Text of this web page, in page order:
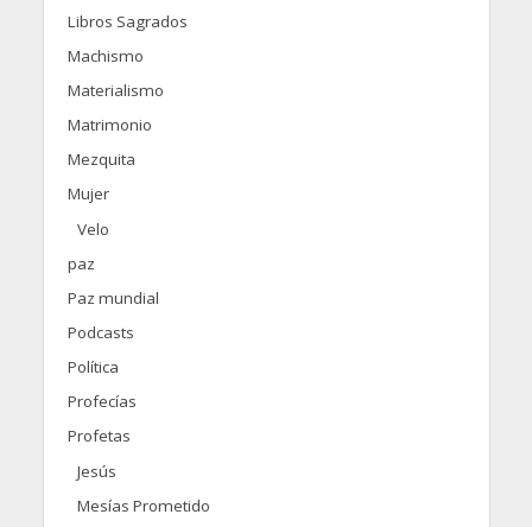
Libros Sagrados
Machismo
Materialismo
Matrimonio
Mezquita
Mujer
Velo
paz
Paz mundial
Podcasts
Política
Profecías
Profetas
Jesús
Mesías Prometido